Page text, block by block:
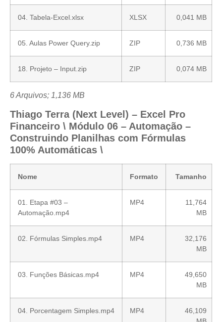
04. Tabela-Excel.xlsx XLSX 0,041 MB
05. Aulas Power Query.zip ZIP 0,736 MB
18. Projeto – Input.zip ZIP 0,074 MB
6 Arquivos; 1,136 MB
Thiago Terra (Next Level) – Excel Pro
Financeiro \ Módulo 06 – Automação –
Construindo Planilhas com Fórmulas
100% Automáticas \
Nome Formato Tamanho
01. Etapa #03 –
Automação.mp4
MP4
11,764
MB
02. Fórmulas Simples.mp4 MP4
32,176
MB
03. Funções Básicas.mp4 MP4
49,650
MB
04. Porcentagem Simples.mp4 MP4
46,109